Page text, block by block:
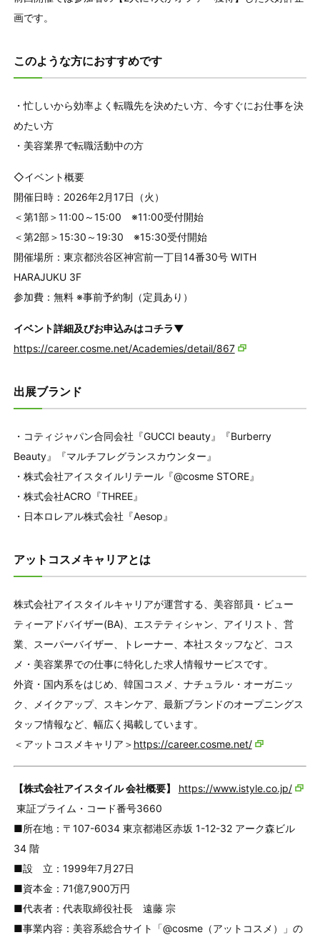
画です。
このような方におすすめです
・忙しいから効率よく転職先を決めたい方、今すぐにお仕事を決
めたい方
・美容業界で転職活動中の方
◇イベント概要
開催日時：2026年2月17日（火）
＜第1部＞11:00～15:00 ※11:00受付開始
＜第2部＞15:30～19:30 ※15:30受付開始
開催場所：東京都渋谷区神宮前一丁目14番30号 WITH
HARAJUKU 3F
参加費：無料 ※事前予約制（定員あり）
イベント詳細及びお申込みはコチラ▼
https://career.cosme.net/Academies/detail/867
出展ブランド
・コティジャパン合同会社『GUCCI beauty』『Burberry
Beauty』『マルチフレグランスカウンター』
・株式会社アイスタイルリテール『@cosme STORE』
・株式会社ACRO『THREE』
・日本ロレアル株式会社『Aesop』
アットコスメキャリアとは
株式会社アイスタイルキャリアが運営する、美容部員・ビュー
ティーアドバイザー(BA)、エステティシャン、アイリスト、営
業、スーパーバイザー、トレーナー、本社スタッフなど、コス
メ・美容業界での仕事に特化した求人情報サービスです。
外資・国内系をはじめ、韓国コスメ、ナチュラル・オーガニッ
ク、メイクアップ、スキンケア、最新ブランドのオープニングス
タッフ情報など、幅広く掲載しています。
＜アットコスメキャリア＞ https://career.cosme.net/
【株式会社アイスタイル 会社概要】
https://www.istyle.co.jp/
東証プライム・コード番号3660
■所在地：〒107-6034 東京都港区赤坂 1-12-32 アーク森ビル
34 階
■設 立：1999年7月27日
■資本金：71億7,900万円
■代表者：代表取締役社長 遠藤 宗
■事業内容：美容系総合サイト「@cosme（アットコスメ）」の